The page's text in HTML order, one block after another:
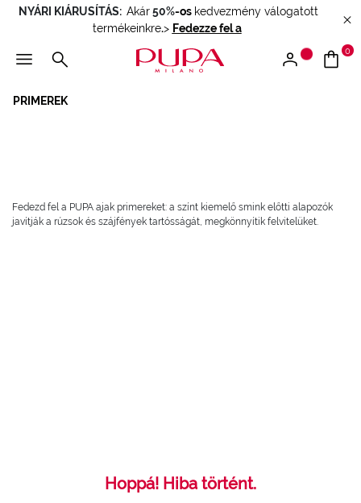
NYÁRI KIÁRUSÍTÁS: Akár 50%-os kedvezmény válogatott
termékeinkre.> Fedezze fel a
0
PRIMEREK
Fedezd fel a PUPA ajak primereket: a színt kiemelő smink előtti alapozók
javítják a rúzsok és szájfények tartósságát, megkönnyítik felvitelüket.
Hoppá! Hiba történt.